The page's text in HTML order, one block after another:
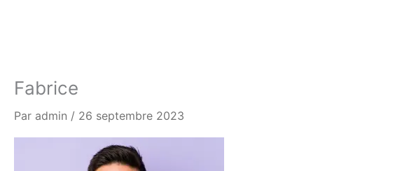
Fabrice
Par admin / 26 septembre 2023